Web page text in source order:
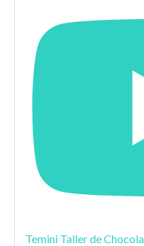
Temini Taller de